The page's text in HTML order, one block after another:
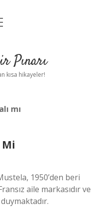
Pınarı
kısa hikayeler!
mı
1950’den beri
aile markasıdır ve